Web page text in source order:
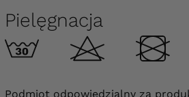
Pielęgnacja
Podmiot odpowiedzialny za